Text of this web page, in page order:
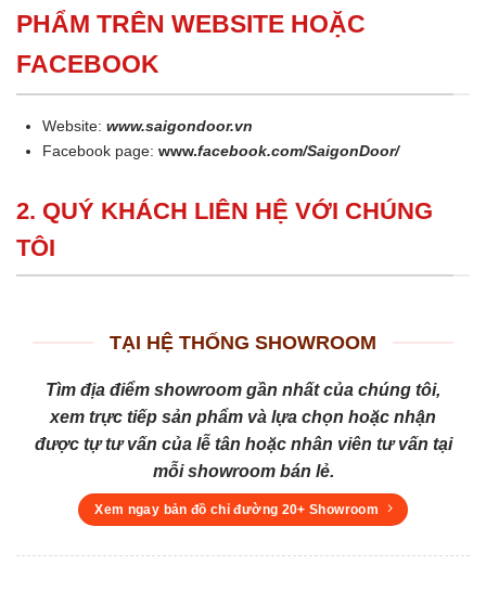
PHẨM TRÊN WEBSITE HOẶC
FACEBOOK
Website:www.saigondoor.vn
Facebook page:www.facebook.com/SaigonDoor/
2. QUÝ KHÁCH LIÊN HỆ VỚI CHÚNG
TÔI
TẠI HỆ THỐNG SHOWROOM
Tìm địa điểm showroom gần nhất của chúng tôi,
xem trực tiếp sản phẩm và lựa chọn hoặc nhận
được tự tư vấn của lễ tân hoặc nhân viên tư vấn tại
mỗi showroom bán lẻ.
Xem ngay bản đồ chỉ đường 20+ Showroom